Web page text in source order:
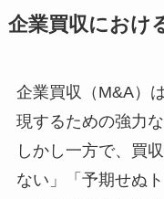
企業買収におけ
企業買収（M&A）
現するための強力な
しかし一方で、買
ない」「予期せぬ